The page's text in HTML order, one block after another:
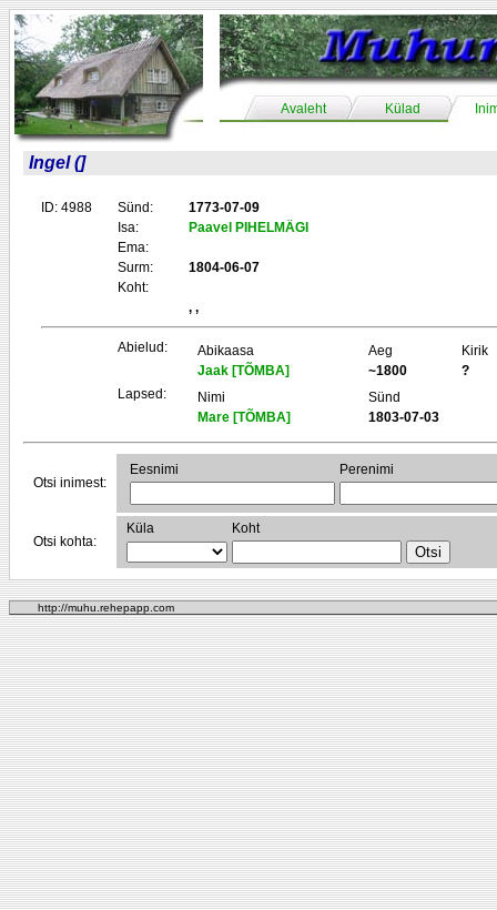
Avaleht Külad
Ingel (]
ID: 4988 Sünd:
1773-07-09
Isa:
Paavel PIHELMÄGI
Ema:
Surm:
1804-06-07
Koht:
, ,
Abielud: Abikaasa Aeg
Kirik
Jaak [TÕMBA]
~1800
?
Lapsed:
Nimi
Sünd
Mare [TÕMBA]
1803-07-03
Otsi inimest:
Eesnimi Perenimi
Otsi kohta:
Küla Koht
http://muhu.rehepapp.com